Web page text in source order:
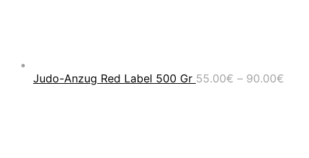
Judo-Anzug Red Label 500 Gr 55.00€ – 90.00€